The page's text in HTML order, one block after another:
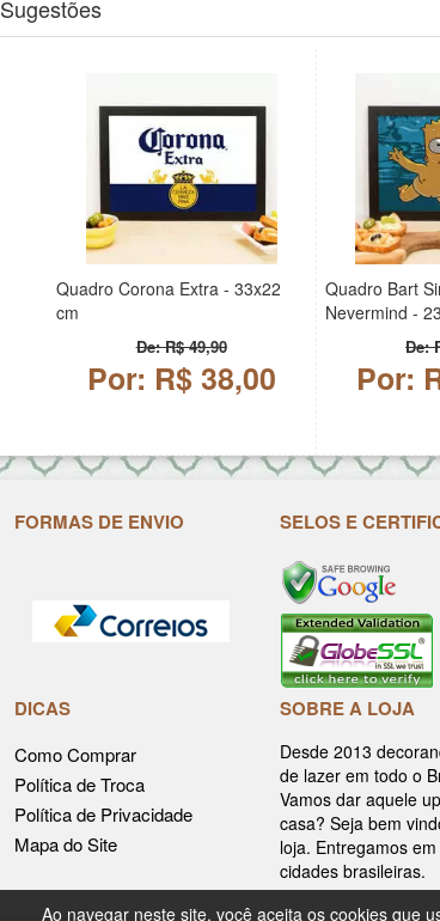
Sugestões
Quadro Corona Extra - 33x22
cm
De: R$ 49,90
Por: R$ 38,00
Quadro Bart
Nevermind -
De:
Por:
FORMAS DE ENVIO SELOS E
DICAS
Como Comprar
Política de Troca
Política de Privacidade
Mapa do Site
SOBRE A LOJA
Desde 2013
de lazer em todo o
Vamos dar aquele
casa? Seja bem
loja. Entregamos
cidades brasileiras.
Ao navegar neste site, você aceita os cookies que